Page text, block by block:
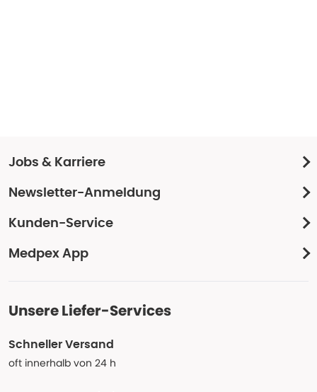
Jobs & Karriere
Newsletter-Anmeldung
Kunden-Service
Medpex App
Unsere Liefer-Services
Schneller Versand
oft innerhalb von 24 h